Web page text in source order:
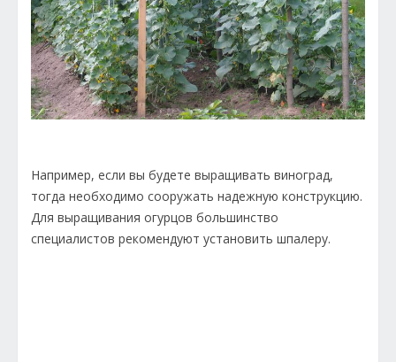
Например, если вы будете выращивать виноград,
тогда необходимо сооружать надежную конструкцию.
Для выращивания огурцов большинство
специалистов рекомендуют установить шпалеру.